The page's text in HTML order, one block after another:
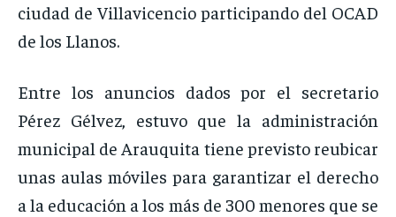
ciudad de Villavicencio participando del OCAD
de los Llanos.
Entre los anuncios dados por el secretario
Pérez Gélvez, estuvo que la administración
municipal de Arauquita tiene previsto reubicar
unas aulas móviles para garantizar el derecho
a la educación a los más de 300 menores que se